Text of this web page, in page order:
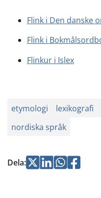
Flink i Den danske
Flink i
Flinkur i Islex
etymologi lexikografi
nordiska språk
Dela:Jaa Jaa Jaa
Jaa